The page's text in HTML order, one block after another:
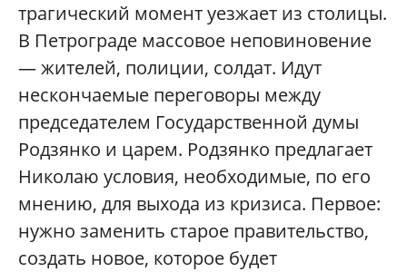
трагический момент уезжает из столицы.
В Петрограде массовое неповиновение
— жителей, полиции, солдат. Идут
нескончаемые переговоры между
председателем Государственной думы
Родзянко и царем. Родзянко предлагает
Николаю условия, необходимые, по его
мнению, для выхода из кризиса. Первое:
нужно заменить старое правительство,
создать новое, которое будет